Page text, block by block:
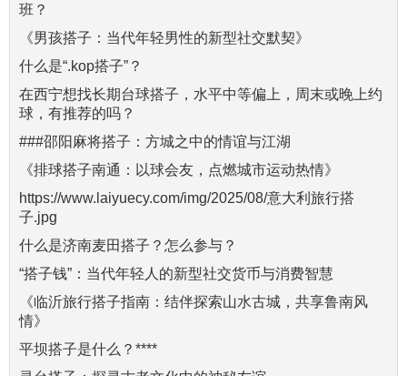
班？
《男孩搭子：当代年轻男性的新型社交默契》
什么是“.kop搭子”？
在西宁想找长期台球搭子，水平中等偏上，周末或晚上约
球，有推荐的吗？
###邵阳麻将搭子：方城之中的情谊与江湖
《排球搭子南通：以球会友，点燃城市运动热情》
https://www.laiyuecy.com/img/2025/08/意大利旅行搭
子.jpg
什么是济南麦田搭子？怎么参与？
“搭子钱”：当代年轻人的新型社交货币与消费智慧
《临沂旅行搭子指南：结伴探索山水古城，共享鲁南风
情》
平坝搭子是什么？****